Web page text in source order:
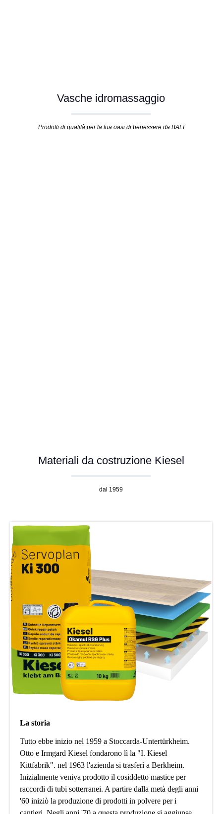
Vasche idromassaggio
Prodotti di qualità per la tua oasi di benessere da BALI
Materiali da costruzione Kiesel
dal 1959
La storia
Tutto ebbe inizio nel 1959 a Stoccarda-Untertürkheim.
Otto e Irmgard Kiesel fondarono lì la "I. Kiesel
Kittfabrik". nel 1963 l'azienda si trasferì a Berkheim.
Inizialmente veniva prodotto il cosiddetto mastice per
raccordi di tubi sotterranei. A partire dalla metà degli anni
'60 iniziò la produzione di prodotti in polvere per i